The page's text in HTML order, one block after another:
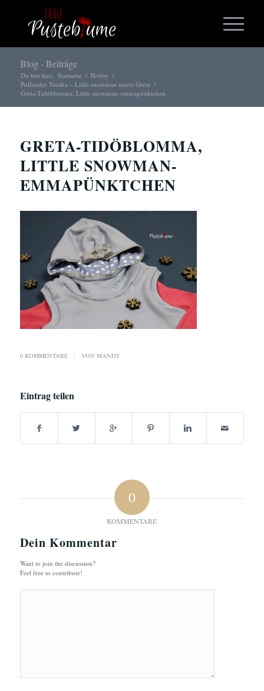
Blog - Beiträge
Du bist hier: Startseite / Hobby /
Pullunder Tunika – Little snowman meets Greta /
Greta-Tidöblomma, Little snowman-emmapünktchen
GRETA-TIDÖBLOMMA,
LITTLE SNOWMAN-
EMMAPÜNKTCHEN
0 KOMMENTARE / VON MANDY
Eintrag teilen
0
KOMMENTARE
Dein Kommentar
Want to join the discussion?
Feel free to contribute!